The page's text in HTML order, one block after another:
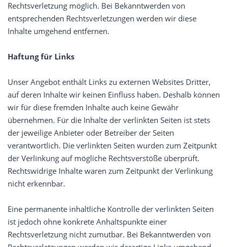
Rechtsverletzung möglich. Bei Bekanntwerden von
entsprechenden Rechtsverletzungen werden wir diese
Inhalte umgehend entfernen.
Haftung für Links
Unser Angebot enthält Links zu externen Websites Dritter,
auf deren Inhalte wir keinen Einfluss haben. Deshalb können
wir für diese fremden Inhalte auch keine Gewähr
übernehmen. Für die Inhalte der verlinkten Seiten ist stets
der jeweilige Anbieter oder Betreiber der Seiten
verantwortlich. Die verlinkten Seiten wurden zum Zeitpunkt
der Verlinkung auf mögliche Rechtsverstöße überprüft.
Rechtswidrige Inhalte waren zum Zeitpunkt der Verlinkung
nicht erkennbar.
Eine permanente inhaltliche Kontrolle der verlinkten Seiten
ist jedoch ohne konkrete Anhaltspunkte einer
Rechtsverletzung nicht zumutbar. Bei Bekanntwerden von